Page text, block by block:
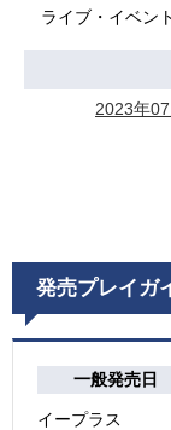
ライブ・イベン
2023年
発売プレイガ
一般発売日
イープラス